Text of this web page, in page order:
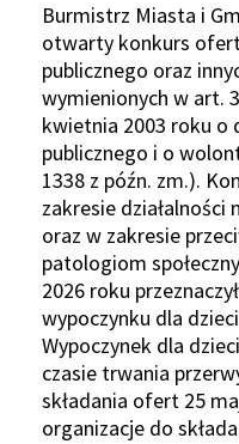
Burmistrz Miasta i
otwarty konkurs
publicznego oraz
wymienionych w art.
kwietnia 2003 roku o
publicznego i o
1338 z późn. zm.).
zakresie działalności
oraz w zakresie
patologiom
2026 roku
wypoczynku dla
Wypoczynek dla
czasie trwania
składania ofert 25
organizacje do